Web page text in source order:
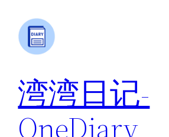
湾湾日记-
OneDiary